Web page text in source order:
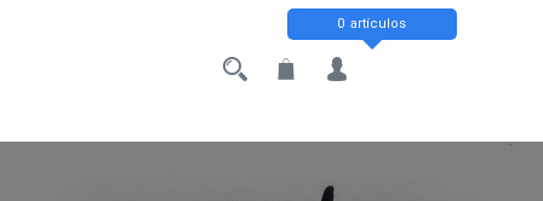
0 artículos